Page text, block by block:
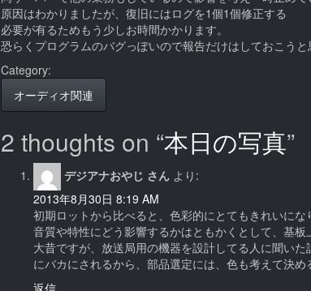
原因はわかりましたが、復旧にはログを1個1個修正する
必要が有るためもう少しお時間かかります。
恐らくプログラムのバグっぽいので報告だけはしておこうと
Category:
オーディオ関連
2 thoughts on “本日の写真”
デジアナおやじ さん より:
2013年8月30日 8:19 AM
初期ロットから比べると、色彩的にとてもきれいにな
音質や特性にどう影響するかはともかくとして、基板
大昔ですが、放送局用の機器を設計してる人に聞い
にバカにされるから、部品選定には、色も考えて決め
返信